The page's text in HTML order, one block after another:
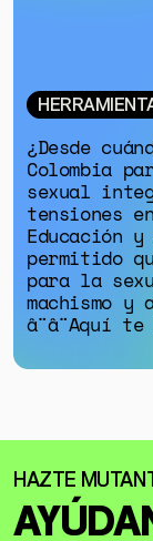
¿Desde
Colombia
sexual
tensiones
Educación
permitido
para la
machismo
â¨â¨Aquí